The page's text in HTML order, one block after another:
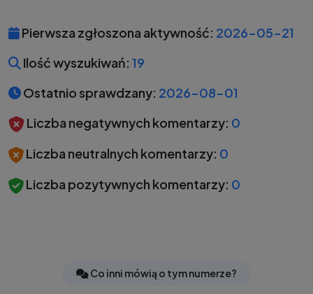
Pierwsza zgłoszona aktywność: 2026-05-21
Ilość wyszukiwań: 19
Ostatnio sprawdzany: 2026-08-01
Liczba negatywnych komentarzy: 0
Liczba neutralnych komentarzy: 0
Liczba pozytywnych komentarzy: 0
Co inni mówią o tym numerze?